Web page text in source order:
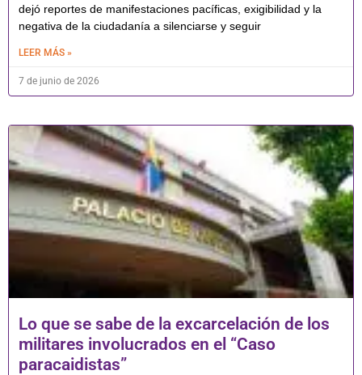
dejó reportes de manifestaciones pacíficas, exigibilidad y la
negativa de la ciudadanía a silenciarse y seguir
LEER MÁS »
7 de junio de 2026
Lo que se sabe de la excarcelación de los
militares involucrados en el “Caso
paracaidistas”